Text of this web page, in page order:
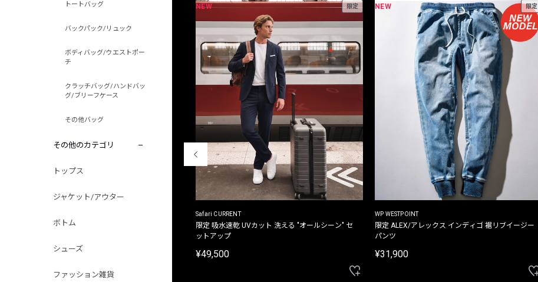
トートバッグ
バックパック/リュック
ボディバッグ/ウエストポー
チ
クラッチバッグ/ハンドバッ
グ/ブリーフケース
その他バッグ
その他のカテゴリ
トップス
ジャケット/アウター
ボトム
シューズ
ファッション雑貨
別注限定 フード付き チェックシャツジャケット
NEW 限定
Safari CURRENT
限定 吸水速乾 UVカット 洗える "オールシーン" セ
ットアップ
¥49,500
NEW 限定
WP WESTPOINT
限定 ALEX/アレックス インディゴ 裾リブイージー
パンツ
¥31,900